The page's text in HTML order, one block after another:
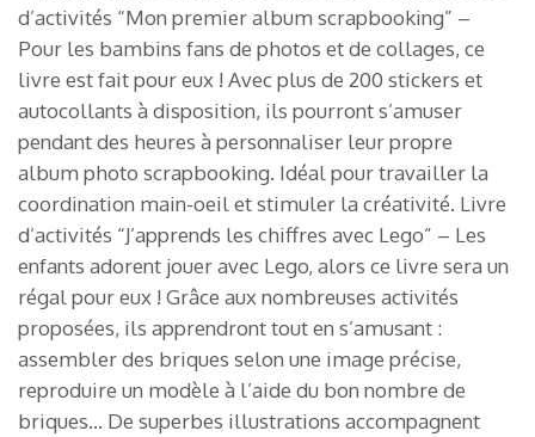
d’activités “Mon premier album scrapbooking” –
Pour les bambins fans de photos et de collages, ce
livre est fait pour eux ! Avec plus de 200 stickers et
autocollants à disposition, ils pourront s’amuser
pendant des heures à personnaliser leur propre
album photo scrapbooking. Idéal pour travailler la
coordination main-oeil et stimuler la créativité. Livre
d’activités “J’apprends les chiffres avec Lego” – Les
enfants adorent jouer avec Lego, alors ce livre sera un
régal pour eux ! Grâce aux nombreuses activités
proposées, ils apprendront tout en s’amusant :
assembler des briques selon une image précise,
reproduire un modèle à l’aide du bon nombre de
briques… De superbes illustrations accompagnent